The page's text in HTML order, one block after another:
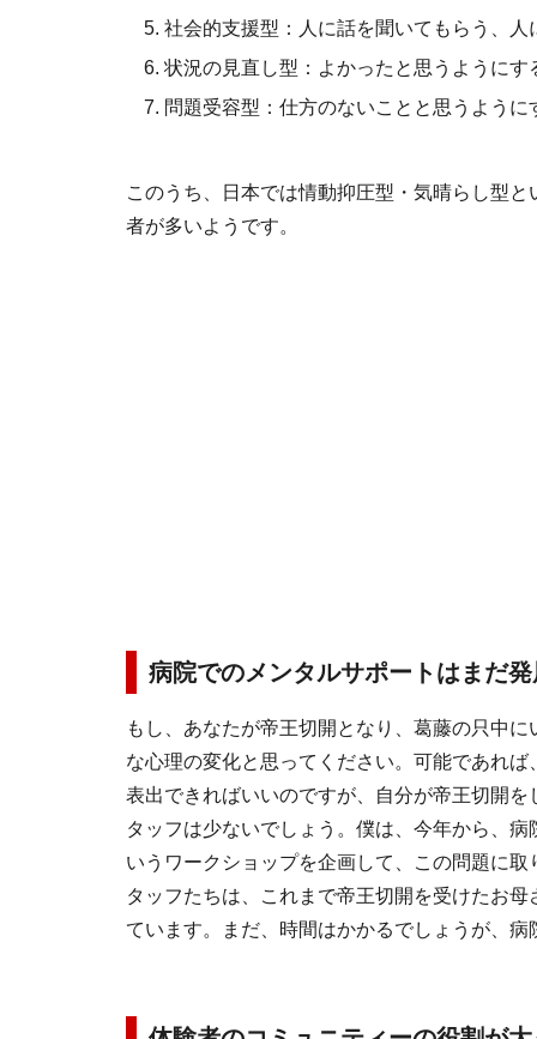
社会的支援型：人に話を聞いてもらう、人
状況の見直し型：よかったと思うようにす
問題受容型：仕方のないことと思うように
このうち、日本では情動抑圧型・気晴らし型
者が多いようです。
病院でのメンタルサポートはまだ
もし、あなたが帝王切開となり、葛藤の只中
な心理の変化と思ってください。可能であれ
表出できればいいのですが、自分が帝王切開
タッフは少ないでしょう。僕は、今年から、
いうワークショップを企画して、この問題に
タッフたちは、これまで帝王切開を受けたお
ています。まだ、時間はかかるでしょうが、